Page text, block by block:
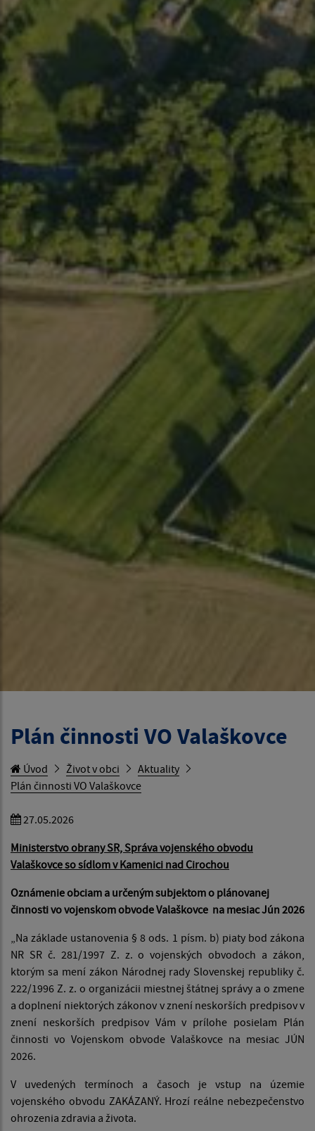
Plán činnosti VO Valaškovce
Úvod Život v obci
Aktuality
Plán činnosti VO Valaškovce
27.05.2026
Ministerstvo obrany SR, Správa vojenského obvodu
Valaškovce so sídlom v Kamenici nad Cirochou
Oznámenie obciam a určeným subjektom o plánovanej
činnosti vo vojenskom obvode Valaškovce na mesiac Jún 2026
„Na základe ustanovenia § 8 ods. 1 písm. b) piaty bod zákona
NR SR č. 281/1997 Z. z. o vojenských obvodoch a zákon,
ktorým sa mení zákon Národnej rady Slovenskej republiky č.
222/1996 Z. z. o organizácii miestnej štátnej správy a o zmene
a doplnení niektorých zákonov v znení neskorších predpisov v
znení neskorších predpisov Vám v prílohe posielam Plán
činnosti vo Vojenskom obvode Valaškovce na mesiac JÚN
2026.
V uvedených termínoch a časoch je vstup na územie
vojenského obvodu ZAKÁZANÝ. Hrozí reálne nebezpečenstvo
ohrozenia zdravia a života.